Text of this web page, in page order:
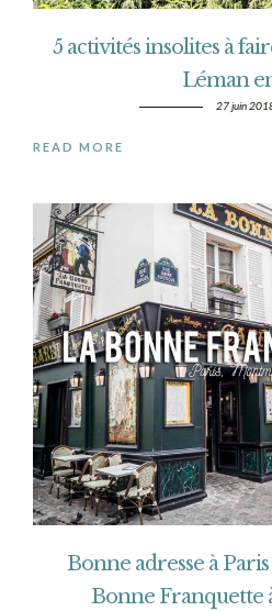
5 activités insolites à
Léman
27 juin
READ MORE
Bonne adresse à
Bonne